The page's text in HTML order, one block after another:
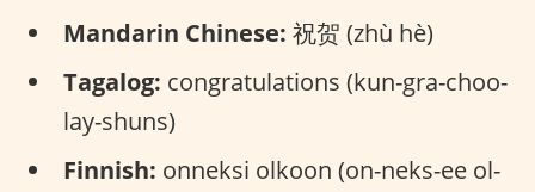
Mandarin Chinese: 祝贺 (zhù hè)
Tagalog: congratulations (kun-gra-choo-
lay-shuns)
Finnish: onneksi olkoon (on-neks-ee ol-